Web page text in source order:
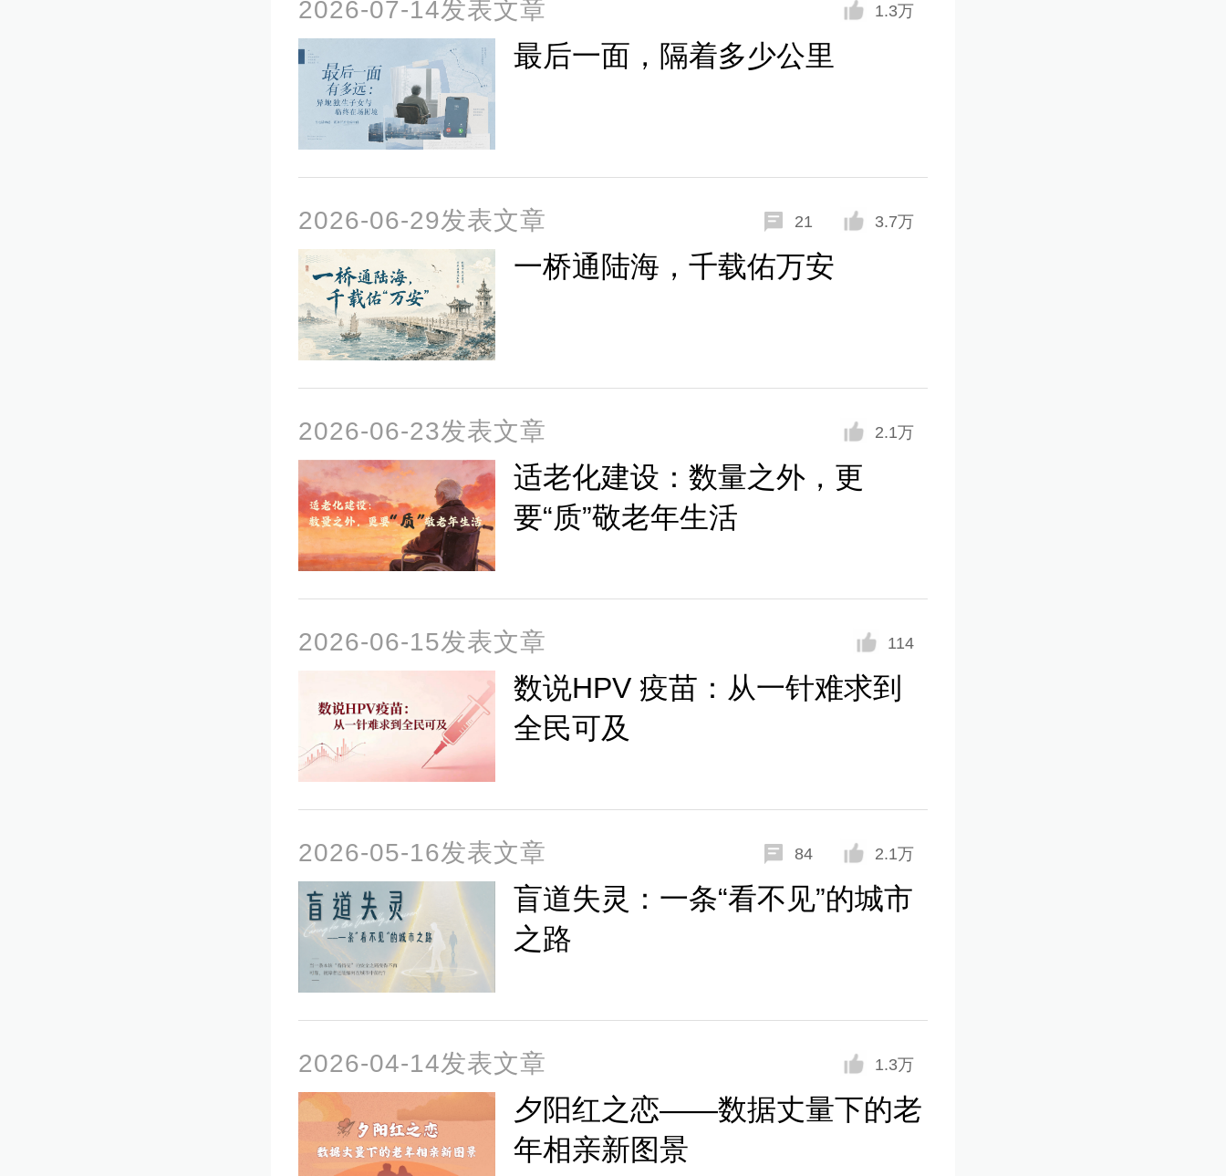
2026-07-14发表文章 1.3万
最后一面，隔着多少公里
2026-06-29发表文章 21 3.7万
一桥通陆海，千载佑万安
2026-06-23发表文章 2.1万
适老化建设：数量之外，更
要“质”敬老年生活
2026-06-15发表文章 114
数说HPV 疫苗：从一针难求到
全民可及
2026-05-16发表文章 84 2.1万
盲道失灵：一条“看不见”的城市
之路
2026-04-14发表文章 1.3万
夕阳红之恋——数据丈量下的老
年相亲新图景